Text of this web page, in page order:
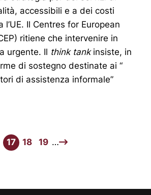
accessibili e a dei costi
Il Centres for European
ritiene che intervenire in
urgente. Il think tankinsiste, in
di sostegno destinate ai “
di assistenza informale”
17 18 19 …